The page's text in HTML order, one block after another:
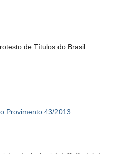
de Títulos do Brasil
Provimento 43/2013